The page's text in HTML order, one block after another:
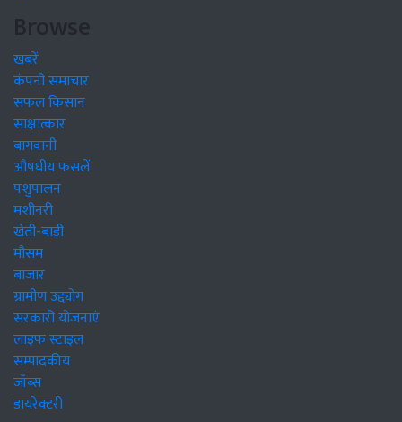
Browse
खबरें
कंपनी समाचार
सफल किसान
साक्षात्कार
बागवानी
औषधीय फसलें
पशुपालन
मशीनरी
खेती-बाड़ी
मौसम
बाजार
ग्रामीण उद्द्योग
सरकारी योजनाएं
लाइफ स्टाइल
सम्पादकीय
जॉब्स
डायरेक्टरी